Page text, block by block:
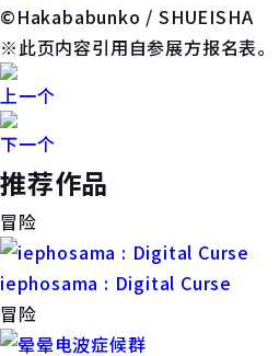
©Hakababunko / SHUEISHA
※此页内容引用自参展方报名表。
上一个
下一个
推荐作品
冒险
iephosama : Digital Curse
冒险